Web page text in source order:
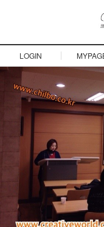
LOGIN